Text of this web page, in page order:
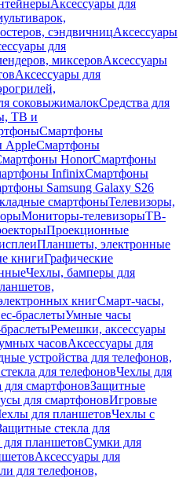
Аксессуары для
сэндвичницАксессуары
для
миксеровАксессуары
Аксессуары для
соковыжималокСредства для
ТВ и
Смартфоны
AppleСмартфоны
HonorСмартфоны
InfinixСмартфоны
Samsung Galaxy S26
смартфоныТелевизоры,
Мониторы-телевизорыТВ-
Проекционные
Планшеты, электронные
книгиГрафические
Чехлы, бамперы для
книгСмарт-часы,
браслетыУмные часы
Ремешки, аксессуары
часовАксессуары для
устройства для телефонов,
для телефоновЧехлы для
смартфоновЗащитные
для смартфоновИгровые
для планшетовЧехлы с
стекла для
планшетовСумки для
Аксессуары для
для телефонов,